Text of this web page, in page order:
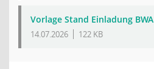
Vorlage Stand Einladung BWA
14.07.2026 122 KB